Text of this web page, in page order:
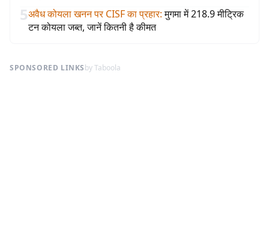
5अवैध कोयला खनन पर CISF का प्रहार: मुगमा में 218.9 मीट्रिक
टन कोयला जब्त, जानें कितनी है कीमत
SPONSORED LINKSby Taboola